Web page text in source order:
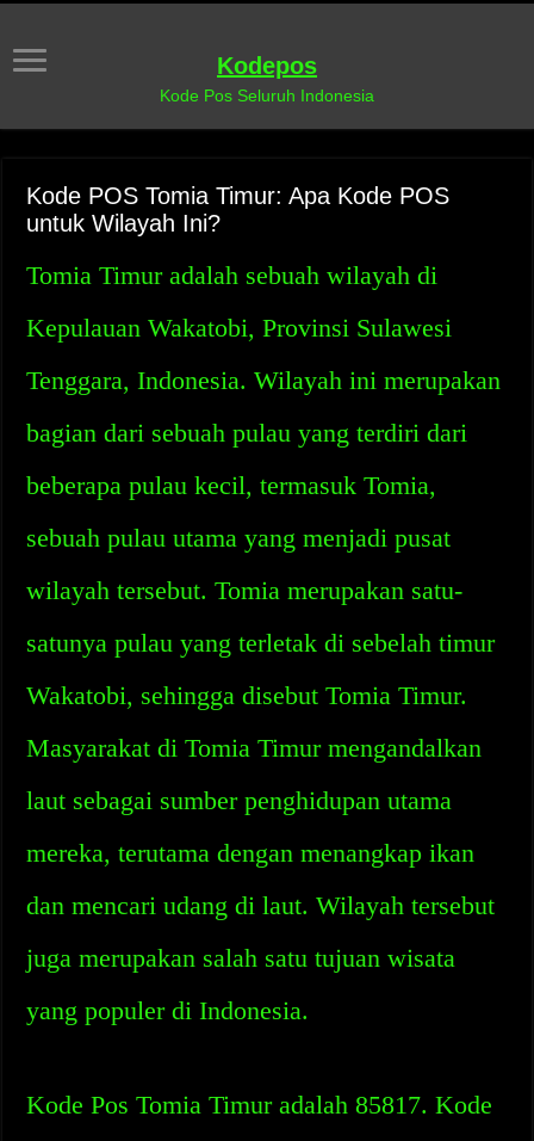
Kodepos
Kode Pos Seluruh Indonesia
Kode POS Tomia Timur: Apa Kode POS
untuk Wilayah Ini?
Tomia Timur adalah sebuah wilayah di
Kepulauan Wakatobi, Provinsi Sulawesi
Tenggara, Indonesia. Wilayah ini merupakan
bagian dari sebuah pulau yang terdiri dari
beberapa pulau kecil, termasuk Tomia,
sebuah pulau utama yang menjadi pusat
wilayah tersebut. Tomia merupakan satu-
satunya pulau yang terletak di sebelah timur
Wakatobi, sehingga disebut Tomia Timur.
Masyarakat di Tomia Timur mengandalkan
laut sebagai sumber penghidupan utama
mereka, terutama dengan menangkap ikan
dan mencari udang di laut. Wilayah tersebut
juga merupakan salah satu tujuan wisata
yang populer di Indonesia.
Kode Pos Tomia Timur adalah 85817. Kode